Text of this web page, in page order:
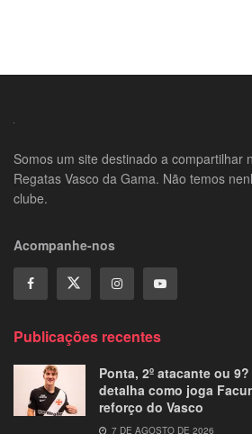
Somos um site destinado a compartilhar
Regatas Vasco da Gama. Não temos
clube.
Acompanhe-nos
Publicações recentes
Ponta, 2º atacante ou
detalha como joga
reforço do Vasco
7 DE AGOSTO DE 2026